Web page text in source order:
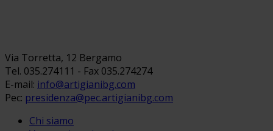
Via Torretta, 12 Bergamo
Tel. 035.274111 - Fax 035.274274
E-mail: info@artigianibg.com
Pec: presidenza@pec.artigianibg.com
Chi siamo